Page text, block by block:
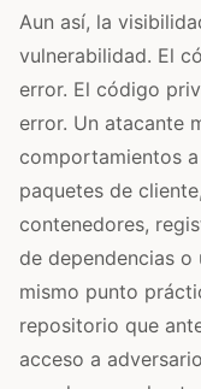
Aun así, la
vulnerabilidad. El
error. El código
error. Un atacante
comportamientos
paquetes de
contenedores,
de dependencias o
mismo punto
repositorio que
acceso a